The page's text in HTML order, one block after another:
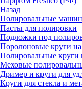
Назад
Полировальные
Пасты для полировки
Подложки под
Поролоновые круги
Полировальные круги
Меховые
Дример и круги для
Круги для стекла и